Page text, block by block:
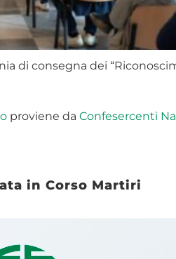
di consegna dei
proviene da Confesercenti
in Corso Martiri